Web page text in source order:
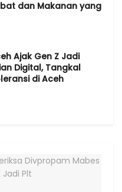
dan Makanan yang
Ajak Gen Z Jadi
Digital, Tangkal
di Aceh